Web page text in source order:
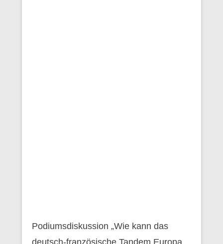
Podiumsdiskussion „Wie kann das
deutsch-französische Tandem Europa